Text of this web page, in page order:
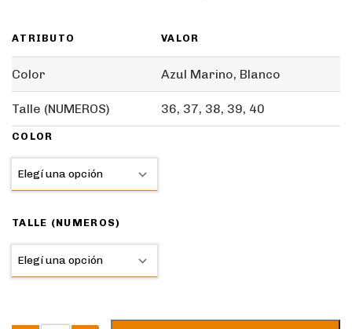
ATRIBUTO VALOR
Color Azul Marino, Blanco
Talle (NUMEROS) 36, 37, 38, 39, 40
COLOR
TALLE (NUMEROS)